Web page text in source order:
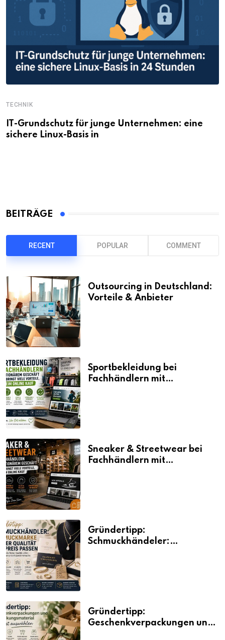
TECHNIK
IT-Grundschutz für junge Unternehmen: eine
sichere Linux-Basis in
BEITRÄGE
RECENT POPULAR COMMENT
Outsourcing in Deutschland:
Vorteile & Anbieter
Sportbekleidung bei
Fachhändlern mit
Sneaker & Streetwear bei
Fachhändlern mit
Gründertipp:
Schmuckhändeler:
Gründertipp:
Geschenkverpackungen und